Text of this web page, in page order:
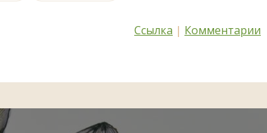
Ссылка | Комментарии